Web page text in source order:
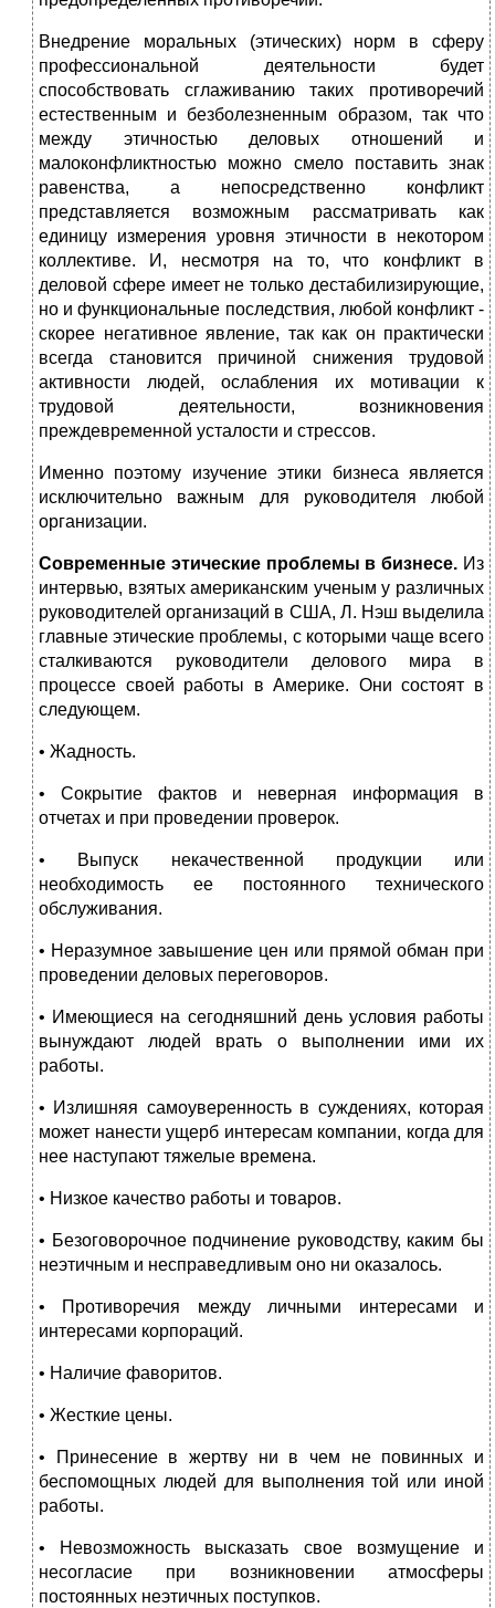
Внедрение моральных (этических) норм в сферу
профессиональной деятельности будет
способствовать сглаживанию таких противоречий
естественным и безболезненным образом, так что
между этичностью деловых отношений и
малоконфликтностью можно смело поставить знак
равенства, а непосредственно конфликт
представляется возможным рассматривать как
единицу измерения уровня этичности в некотором
коллективе. И, несмотря на то, что конфликт в
деловой сфере имеет не только дестабилизирующие,
но и функциональные последствия, любой конфликт -
скорее негативное явление, так как он практически
всегда становится причиной снижения трудовой
активности людей, ослабления их мотивации к
трудовой деятельности, возникновения
преждевременной усталости и стрессов.
Именно поэтому изучение этики бизнеса является
исключительно важным для руководителя любой
организации.
Современные этические проблемы в бизнесе. Из
интервью, взятых американским ученым у различных
руководителей организаций в США, Л. Нэш выделила
главные этические проблемы, с которыми чаще всего
сталкиваются руководители делового мира в
процессе своей работы в Америке. Они состоят в
следующем.
• Жадность.
• Сокрытие фактов и неверная информация в
отчетах и при проведении проверок.
• Выпуск некачественной продукции или
необходимость ее постоянного технического
обслуживания.
• Неразумное завышение цен или прямой обман при
проведении деловых переговоров.
• Имеющиеся на сегодняшний день условия работы
вынуждают людей врать о выполнении ими их
работы.
• Излишняя самоуверенность в суждениях, которая
может нанести ущерб интересам компании, когда для
нее наступают тяжелые времена.
• Низкое качество работы и товаров.
• Безоговорочное подчинение руководству, каким бы
неэтичным и несправедливым оно ни оказалось.
• Противоречия между личными интересами и
интересами корпораций.
• Наличие фаворитов.
• Жесткие цены.
• Принесение в жертву ни в чем не повинных и
беспомощных людей для выполнения той или иной
работы.
• Невозможность высказать свое возмущение и
несогласие при возникновении атмосферы
постоянных неэтичных поступков.